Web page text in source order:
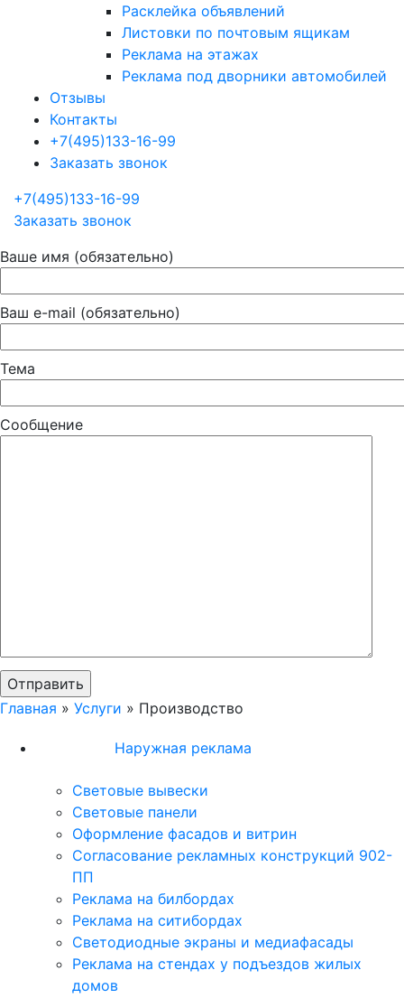
Расклейка объявлений
Листовки по почтовым ящикам
Реклама на этажах
Реклама под дворники автомобилей
Отзывы
Контакты
+7(495)133-16-99
Заказать звонок
+7(495)133-16-99
Заказать звонок
Ваше имя (обязательно)
Ваш e-mail (обязательно)
Тема
Сообщение
Главная » Услуги » Производство
Наружная реклама
Световые вывески
Световые панели
Оформление фасадов и витрин
Согласование рекламных конструкций 902-
ПП
Реклама на билбордах
Реклама на ситибордах
Светодиодные экраны и медиафасады
Реклама на стендах у подъездов жилых
домов